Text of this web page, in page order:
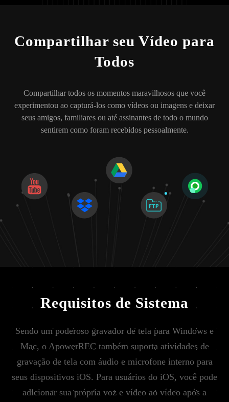
Compartilhar seu Vídeo para
Todos
Compartilhar todos os momentos maravilhosos que você
experimentou ao capturá-los como vídeos ou imagens e deixar
seus amigos, familiares ou até assinantes de todo o mundo
sentirem como foram recebidos pessoalmente.
Requisitos de Sistema
Sendo um poderoso gravador de tela para Windows e
Mac, o ApowerREC também suporta atividades de
gravação de tela com áudio e microfone interno para
seus dispositivos iOS. Para usuários do iOS, você pode
adicionar sua própria voz e vídeo ao vídeo após a